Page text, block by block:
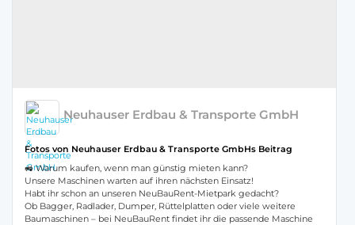
Neuhauser Erdbau & Transporte GmbH
Fotos von Neuhauser Erdbau & Transporte GmbHs Beitrag
🚜 Warum kaufen, wenn man günstig mieten kann?
Unsere Maschinen warten auf ihren nächsten Einsatz!
Habt ihr schon an unseren NeuBauRent-Mietpark gedacht?
Ob Bagger, Radlader, Dumper, Rüttelplatten oder viele weitere
Baumaschinen – bei NeuBauRent findet ihr die passende Maschine